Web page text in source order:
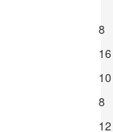
8
16
10
8
12